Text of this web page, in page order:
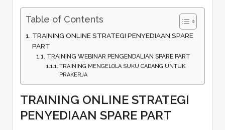
Table of Contents
TRAINING ONLINE STRATEGI PENYEDIAAN SPARE
PART
TRAINING WEBINAR PENGENDALIAN SPARE PART
TRAINING MENGELOLA SUKU CADANG UNTUK
PRAKERJA
TRAINING ONLINE STRATEGI
PENYEDIAAN SPARE PART